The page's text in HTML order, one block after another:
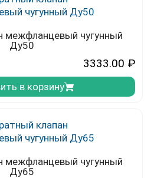
межфланцевый чугунный
Ду50
3333.00 ₽
в корзину
межфланцевый чугунный
Ду65